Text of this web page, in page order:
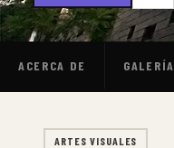
ACERCA DE GALERÍA
ARTES VISUALES